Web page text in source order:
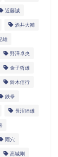
近藤誠
酒井大輔
雄
野澤卓央
金子哲雄
鈴木信行
鉄拳
長沼睦雄
雨穴
高城剛